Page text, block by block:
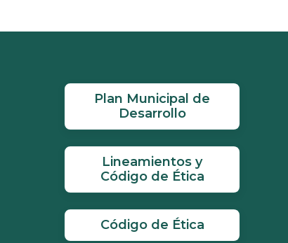
Plan Municipal de
Desarrollo
Lineamientos y
Código de Ética
Código de Ética